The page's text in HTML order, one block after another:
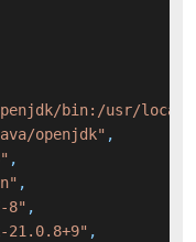
openjdk/bin:/usr/
openjdk" ,
,
,
8" ,
21.0.8+9" ,